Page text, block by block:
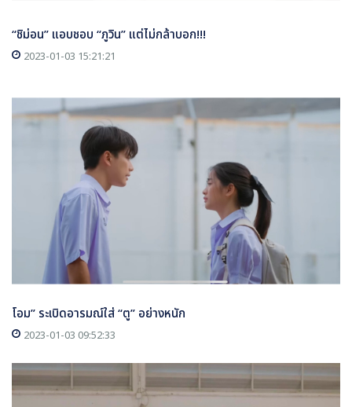
“ชิม่อน” แอบชอบ “ภูวิน” แต่ไม่กล้าบอก!!!
2023-01-03 15:21:21
โอม” ระเบิดอารมณ์ใส่ “ตู” อย่างหนัก
2023-01-03 09:52:33